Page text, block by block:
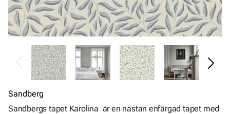
Sandberg
Sandbergs tapet Karolina är en nästan enfärgad tapet med